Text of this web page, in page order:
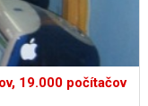
19.000 počítačov